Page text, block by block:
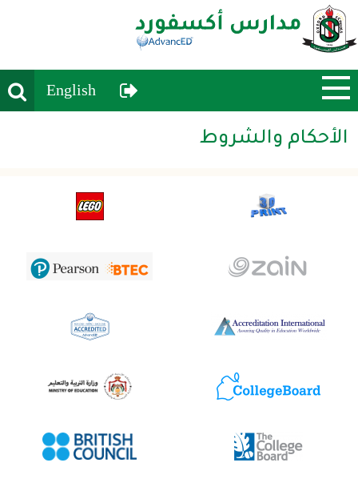
User Menu
English
الأحكام والشروط